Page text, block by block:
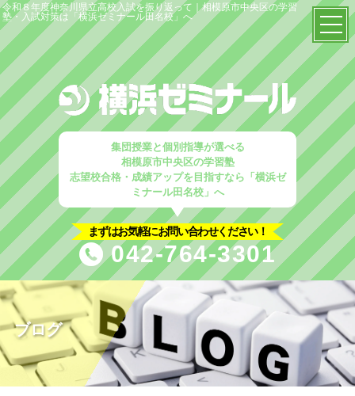
令和８年度神奈川県立高校入試を振り返って｜相模原市中央区の学習
塾・入試対策は「横浜ゼミナール田名校」へ
集団授業と個別指導が選べる
相模原市中央区の学習塾
志望校合格・成績アップを目指すなら「横浜ゼ
ミナール田名校」へ
まずはお気軽にお問い合わせください！
042-764-3301
ブログ
TOP
当塾の特徴
塾概要
はじめての方へ
入塾案内
塾選びのポイント
コース解説
小学生コース
中学生コース